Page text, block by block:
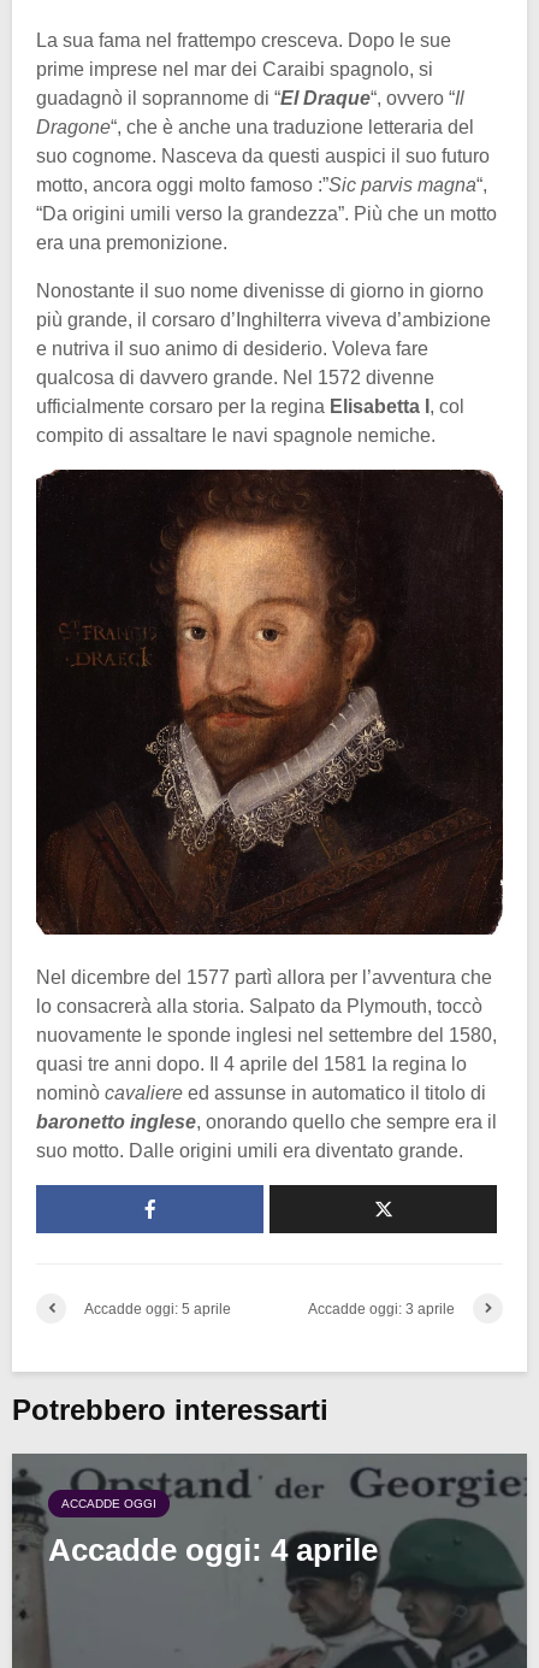
La sua fama nel frattempo cresceva. Dopo le sue
prime imprese nel mar dei Caraibi spagnolo, si
guadagnò il soprannome di “El Draque“, ovvero “Il
Dragone“, che è anche una traduzione letteraria del
suo cognome. Nasceva da questi auspici il suo futuro
motto, ancora oggi molto famoso :”Sic parvis magna“,
“Da origini umili verso la grandezza”. Più che un motto
era una premonizione.
Nonostante il suo nome divenisse di giorno in giorno
più grande, il corsaro d’Inghilterra viveva d’ambizione
e nutriva il suo animo di desiderio. Voleva fare
qualcosa di davvero grande. Nel 1572 divenne
ufficialmente corsaro per la regina Elisabetta I , col
compito di assaltare le navi spagnole nemiche.
Nel dicembre del 1577 partì allora per l’avventura che
lo consacrerà alla storia. Salpato da Plymouth, toccò
nuovamente le sponde inglesi nel settembre del 1580,
quasi tre anni dopo. Il 4 aprile del 1581 la regina lo
nominò cavaliere ed assunse in automatico il titolo di
baronetto inglese, onorando quello che sempre era il
suo motto. Dalle origini umili era diventato grande.
Accadde oggi: 5 aprile Accadde oggi: 3 aprile
Potrebbero interessarti
ACCADDE OGGI
Accadde oggi: 4 aprile